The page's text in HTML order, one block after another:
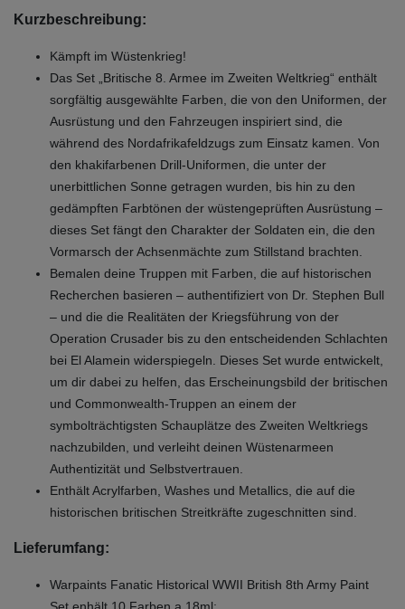
Kurzbeschreibung:
Kämpft im Wüstenkrieg!
Das Set „Britische 8. Armee im Zweiten Weltkrieg“ enthält
sorgfältig ausgewählte Farben, die von den Uniformen, der
Ausrüstung und den Fahrzeugen inspiriert sind, die
während des Nordafrikafeldzugs zum Einsatz kamen. Von
den khakifarbenen Drill-Uniformen, die unter der
unerbittlichen Sonne getragen wurden, bis hin zu den
gedämpften Farbtönen der wüstengeprüften Ausrüstung –
dieses Set fängt den Charakter der Soldaten ein, die den
Vormarsch der Achsenmächte zum Stillstand brachten.
Bemalen deine Truppen mit Farben, die auf historischen
Recherchen basieren – authentifiziert von Dr. Stephen Bull
– und die die Realitäten der Kriegsführung von der
Operation Crusader bis zu den entscheidenden Schlachten
bei El Alamein widerspiegeln. Dieses Set wurde entwickelt,
um dir dabei zu helfen, das Erscheinungsbild der britischen
und Commonwealth-Truppen an einem der
symbolträchtigsten Schauplätze des Zweiten Weltkriegs
nachzubilden, und verleiht deinen Wüstenarmeen
Authentizität und Selbstvertrauen.
Enthält Acrylfarben, Washes und Metallics, die auf die
historischen britischen Streitkräfte zugeschnitten sind.
Lieferumfang:
Warpaints Fanatic Historical WWII British 8th Army Paint